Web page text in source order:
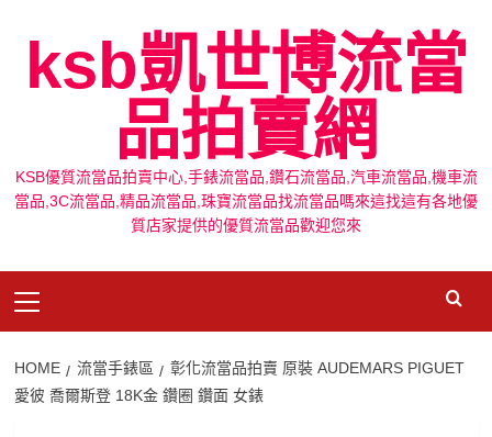
contentksb凱世博流當
品拍賣網
KSB優質流當品拍賣中心,手錶流當品,鑽石流當品,汽車流當品,機車流
當品,3C流當品,精品流當品,珠寶流當品找流當品嗎來這找這有各地優
質店家提供的優質流當品歡迎您來
Menu
HOME 流當手錶區
彰化流當品拍賣 原裝 AUDEMARS PIGUET
愛彼 喬爾斯登 18K金 鑽圈 鑽面 女錶